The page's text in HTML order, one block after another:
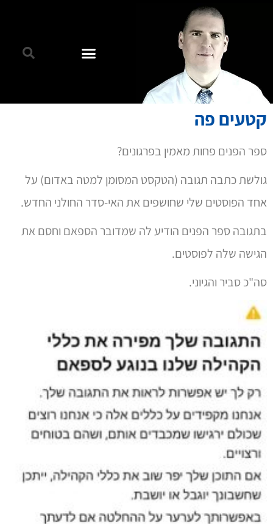
קטעים פה
ספר הפנים פחות מאמין בפרגונים?
גולשת כתבה תגובה (הטקסט המסומן למטה באדום) על
אחד הפוסטים שלי שחושפים את האי-סדר החולני החדש.
בתגובה ספר הפנים הודיע לה שמדובר הספאם וחסם את
הגישה שלה לפוסטים.
סה"כ סביר והגיוני.